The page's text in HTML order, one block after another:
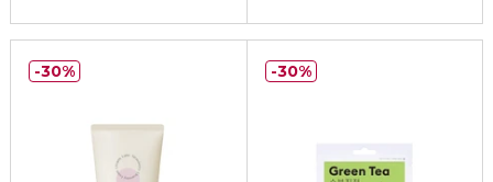
30% 30%